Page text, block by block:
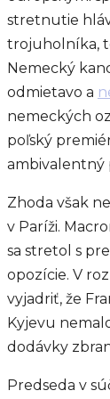
stretnutie
trojuholníka,
Nemecký
odmietavo a
nemeckých
poľský
ambivalentný
Zhoda však
v Paríži.
sa stretol s
opozície. V
vyjadriť, že
Kyjevu
dodávky
Predseda v